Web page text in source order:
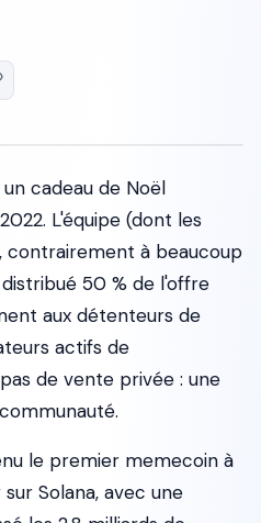
cadeau de Noël
L'équipe (dont les
contrairement à beaucoup
50 % de l'offre
aux détenteurs de
actifs de
de vente privée : une
le premier memecoin à
Solana, avec une